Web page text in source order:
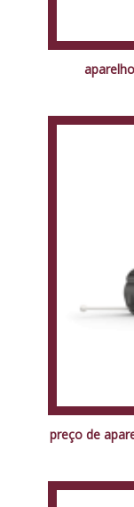
preço de